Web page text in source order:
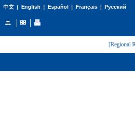
中文| English | Español | Français| Русский